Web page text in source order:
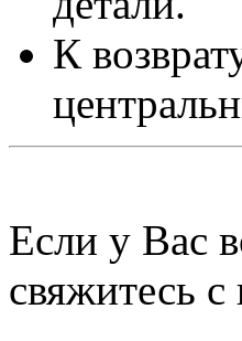
К
Если у Вас
свяжитесь